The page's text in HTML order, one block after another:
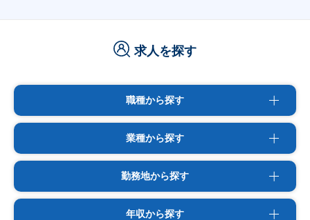
求人を探す
職種から探す
業種から探す
勤務地から探す
年収から探す